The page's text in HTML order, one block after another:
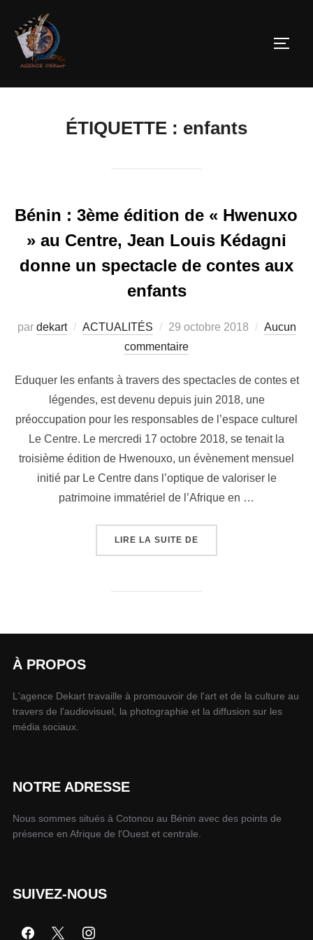
ÉTIQUETTE : enfants
Bénin : 3ème édition de « Hwenuxo
» au Centre, Jean Louis Kédagni
donne un spectacle de contes aux
enfants
par dekart ACTUALITÉS 29 octobre 2018
Aucun
commentaire
Eduquer les enfants à travers des spectacles de contes et
légendes, est devenu depuis juin 2018, une
préoccupation pour les responsables de l’espace culturel
Le Centre. Le mercredi 17 octobre 2018, se tenait la
troisième édition de Hwenouxo, un évènement mensuel
initié par Le Centre dans l’optique de valoriser le
patrimoine immatériel de l’Afrique en …
LIRE LA SUITE DE
À PROPOS
L'agence Dekart travaille à promouvoir de l'art et de la culture au
travers de l'audiovisuel, la photographie et la diffusion sur les
média sociaux.
NOTRE ADRESSE
Nous sommes situés à Cotonou au Bénin avec des points de
présence en Afrique de l'Ouest et centrale.
SUIVEZ-NOUS